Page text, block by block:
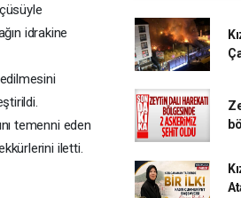
idrakine
temenni eden
iletti.